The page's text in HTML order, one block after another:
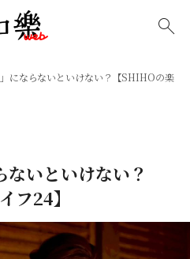
にならないといけない？【SHIHOの楽
いといけない？
フ24】